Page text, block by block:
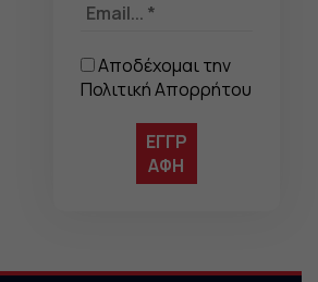
Αποδέχομαι την
Πολιτική Απορρήτου